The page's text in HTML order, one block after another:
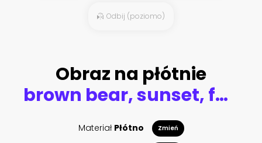
Odbij (poziomo)
Obraz na płótnie
brown bear, sunset, forest
Materiał Płótno Zmień